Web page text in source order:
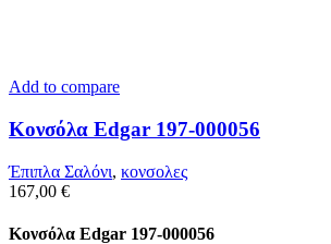
Add to compare
Κονσόλα Edgar 197-000056
Έπιπλα Σαλόνι, κονσολες
167,00 €
Κονσόλα Edgar 197-000056